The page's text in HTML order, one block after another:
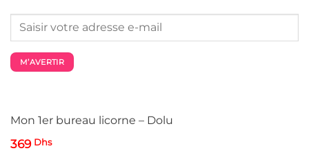
Mon 1er bureau licorne – Dolu
369 Dhs
M’AVERTIR